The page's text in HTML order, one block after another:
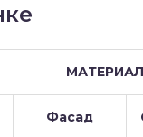
Фасад